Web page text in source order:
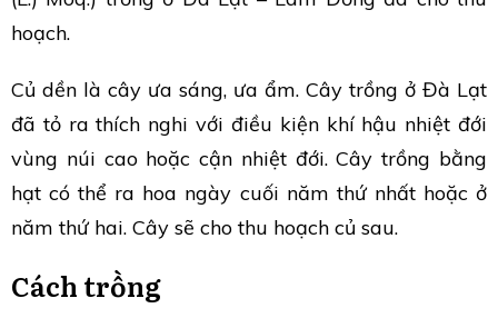
hoạch.
Củ dền là cây ưa sáng, ưa ẩm. Cây trồng ở Đà Lạt
đã tỏ ra thích nghi với điều kiện khí hậu nhiệt đới
vùng núi cao hoặc cận nhiệt đới. Cây trồng bằng
hạt có thể ra hoa ngày cuối năm thứ nhất hoặc ở
năm thứ hai. Cây sẽ cho thu hoạch củ sau.
Cách trồng